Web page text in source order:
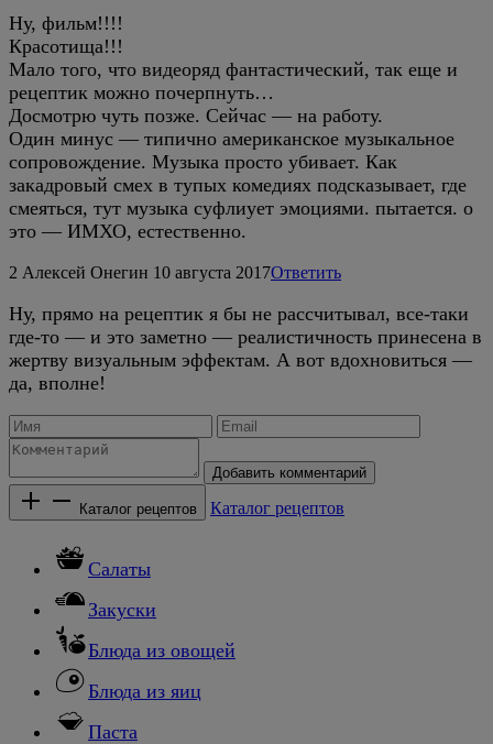
Ну, фильм!!!!
Красотища!!!
Мало того, что видеоряд фантастический, так еще и
рецептик можно почерпнуть…
Досмотрю чуть позже. Сейчас — на работу.
Один минус — типично американское музыкальное
сопровождение. Музыка просто убивает. Как
закадровый смех в тупых комедиях подсказывает, где
смеяться, тут музыка суфлиует эмоциями. пытается. о
это — ИМХО, естественно.
2 Алексей Онегин 10 августа 2017Ответить
Ну, прямо на рецептик я бы не рассчитывал, все-таки
где-то — и это заметно — реалистичность принесена в
жертву визуальным эффектам. А вот вдохновиться —
да, вполне!
Добавить комментарий
Каталог рецептов Каталог рецептов
Салаты
Закуски
Блюда из овощей
Блюда из яиц
Паста